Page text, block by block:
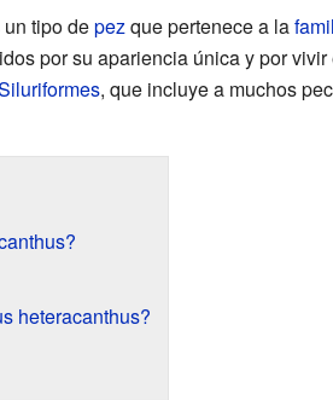
tipo depezque pertenece a la
por su apariencia única y por
, que incluye a muchos
heteracanthus?